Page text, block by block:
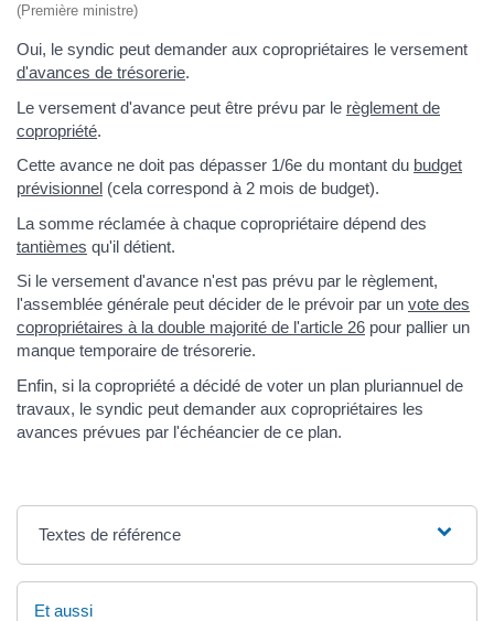
(Première ministre)
Oui, le syndic peut demander aux copropriétaires le versement
d'avances de trésorerie.
Le versement d'avance peut être prévu par le règlement de
copropriété.
Cette avance ne doit pas dépasser 1/6e du montant du budget
prévisionnel (cela correspond à 2 mois de budget).
La somme réclamée à chaque copropriétaire dépend des
tantièmes qu'il détient.
Si le versement d'avance n'est pas prévu par le règlement,
l'assemblée générale peut décider de le prévoir par un vote des
copropriétaires à la double majorité de l'article 26 pour pallier un
manque temporaire de trésorerie.
Enfin, si la copropriété a décidé de voter un plan pluriannuel de
travaux, le syndic peut demander aux copropriétaires les
avances prévues par l'échéancier de ce plan.
Textes de référence
Et aussi